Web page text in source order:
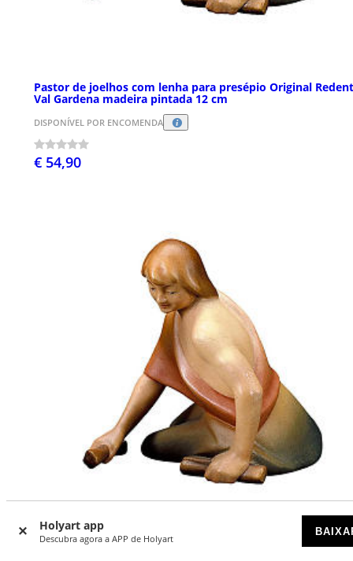
Holyart app
Descubra agora a APP de Holyart
Pastor de joelhos com lenha para presépio Original
Val Gardena madeira pintada 12 cm
DISPONÍVEL POR ENCOMENDA
€ 54,90